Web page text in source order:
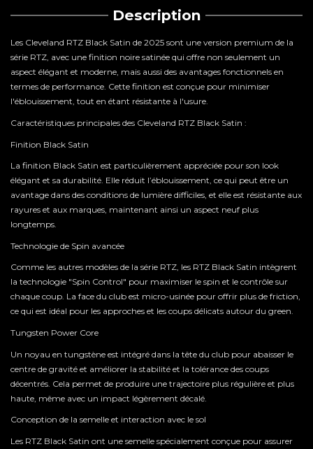
Description
Les Cleveland RTZ Black Satin de 2025 sont une version premium de la
série RTZ, avec une finition noire satinée qui offre non seulement un
aspect élégant et moderne, mais aussi des avantages fonctionnels en
termes de performance. Cette finition est conçue pour minimiser
l'éblouissement, tout en étant résistante à l'usure.
Caractéristiques principales des Cleveland RTZ Black Satin :
Finition Black Satin
La finition Black Satin est particulièrement appréciée pour son look
élégant et sa durabilité. Elle réduit l’éblouissement, ce qui peut être un
avantage dans des conditions de lumière difficiles, et elle est résistante aux
rayures et aux marques, maintenant ainsi un aspect neuf plus
longtemps.
Technologie de Spin avancée
Comme les autres modèles de la série RTZ, les RTZ Black Satin intègrent
la technologie "Spin Control" pour maximiser le spin et le contrôle sur
chaque coup. La face du club est micro-usinée pour offrir plus de friction,
ce qui est idéal pour les approches et les coups délicats autour du green.
Tungsten Power Core
Un noyau en tungstène est intégré dans la tête du club pour abaisser le
centre de gravité et améliorer la stabilité et la tolérance des coups
décentrés. Cela permet de produire une trajectoire plus régulière et plus
haute, même avec un impact légèrement décalé.
Conception de la semelle et interaction avec le sol
Les RTZ Black Satin ont une semelle spécialement conçue pour assurer